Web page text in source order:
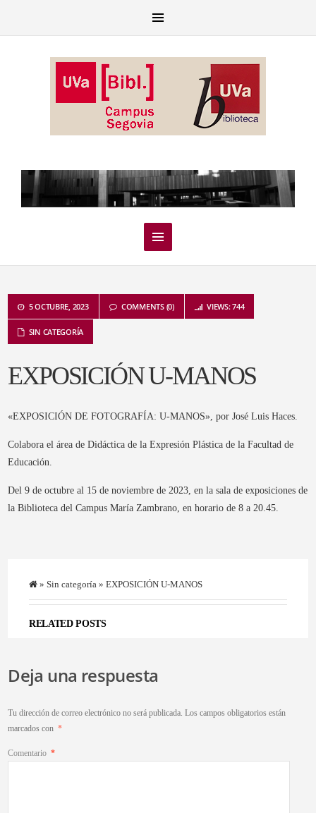
5 OCTUBRE, 2023 COMMENTS (0) VIEWS: 744
SIN CATEGORÍA
EXPOSICIÓN U-MANOS
«EXPOSICIÓN DE FOTOGRAFÍA: U-MANOS», por José Luis Haces.
Colabora el área de Didáctica de la Expresión Plástica de la Facultad de
Educación.
Del 9 de octubre al 15 de noviembre de 2023, en la sala de exposiciones de
la Biblioteca del Campus María Zambrano, en horario de 8 a 20.45.
»Sin categoría » EXPOSICIÓN U-MANOS
RELATED POSTS
Deja una respuesta
Tu dirección de correo electrónico no será publicada. Los campos obligatorios están
marcados con *
Comentario *